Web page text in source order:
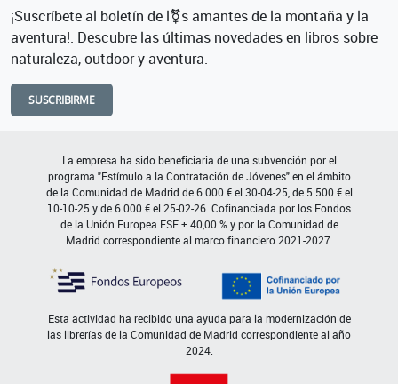
¡Suscríbete al boletín de l⚧s amantes de la montaña y la
aventura!. Descubre las últimas novedades en libros sobre
naturaleza, outdoor y aventura.
SUSCRIBIRME
La empresa ha sido beneficiaria de una subvención por el
programa "Estímulo a la Contratación de Jóvenes" en el ámbito
de la Comunidad de Madrid de 6.000 € el 30-04-25, de 5.500 € el
10-10-25 y de 6.000 € el 25-02-26. Cofinanciada por los Fondos
de la Unión Europea FSE + 40,00 % y por la Comunidad de
Madrid correspondiente al marco financiero 2021-2027.
Esta actividad ha recibido una ayuda para la modernización de
las librerías de la Comunidad de Madrid correspondiente al año
2024.